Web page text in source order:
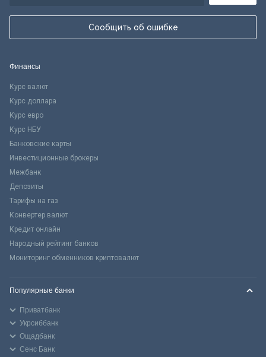
Сообщить об ошибке
Финансы
Курс валют
Курс доллара
Курс евро
Курс НБУ
Банковские карты
Инвестиционные брокеры
Межбанк
Депозиты
Тарифы на газ
Конвертер валют
Кредит онлайн
Народный рейтинг банков
Мониторинг обменников криптовалют
Популярные банки
Приватбанк
Укрсиббанк
Ощадбанк
Сенс Банк